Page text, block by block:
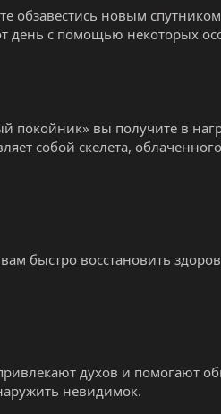
обзавестись новым
день с помощью некоторых
покойник» вы получите в
собой скелета,
быстро восстановить
духов и помогают
невидимок.